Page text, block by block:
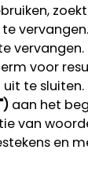
vervangen.
vervangen.
voor
te sluiten.
aan het
van
en